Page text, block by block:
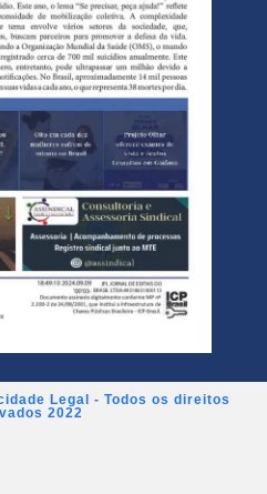
Legal - Todos os direitos
2022